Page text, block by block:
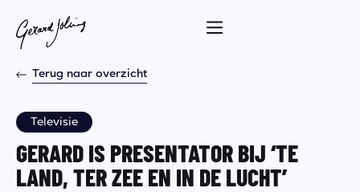
Terug naar overzicht
Televisie
GERARD IS PRESENTATOR BIJ ‘TE
LAND, TER ZEE EN IN DE LUCHT’